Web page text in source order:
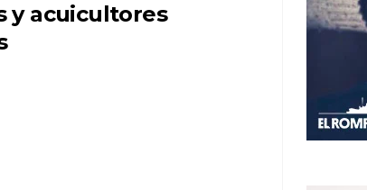
y acuicultores